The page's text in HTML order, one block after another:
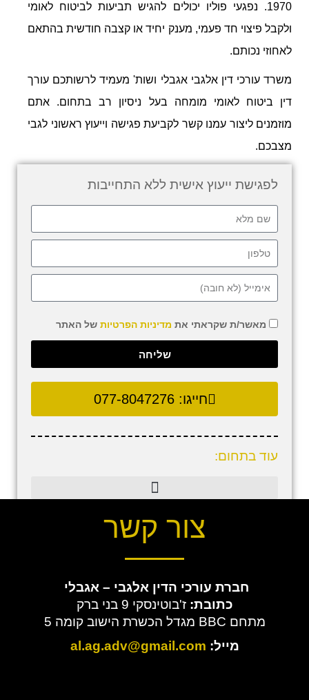
1970. נפגעי פוליו יכולים להגיש תביעות לביטוח לאומי
ולקבל פיצוי חד פעמי, מענק יחיד או קצבה חודשית בהתאם
לאחוזי נכותם.
משרד עורכי דין אלגבי אגבלי ושות' מעמיד לרשותכם עורך
דין ביטוח לאומי מומחה בעל ניסיון רב בתחום. אתם
מוזמנים ליצור עמנו קשר לקביעת פגישה וייעוץ ראשוני לגבי
מצבכם.
לפגישת ייעוץ אישית ללא התחייבות
מאשר/ת שקראתי את מדיניות הפרטיות של האתר
שליחה
חייגו:077-8047276
עוד בתחום:
צור קשר
חברת עורכי הדין אלגבי – אגבלי
כתובת:ז'בוטינסקי 9 בני ברק
מתחם BBC מגדל הכשרת הישוב קומה 5
מייל: al.ag.adv@gmail.com